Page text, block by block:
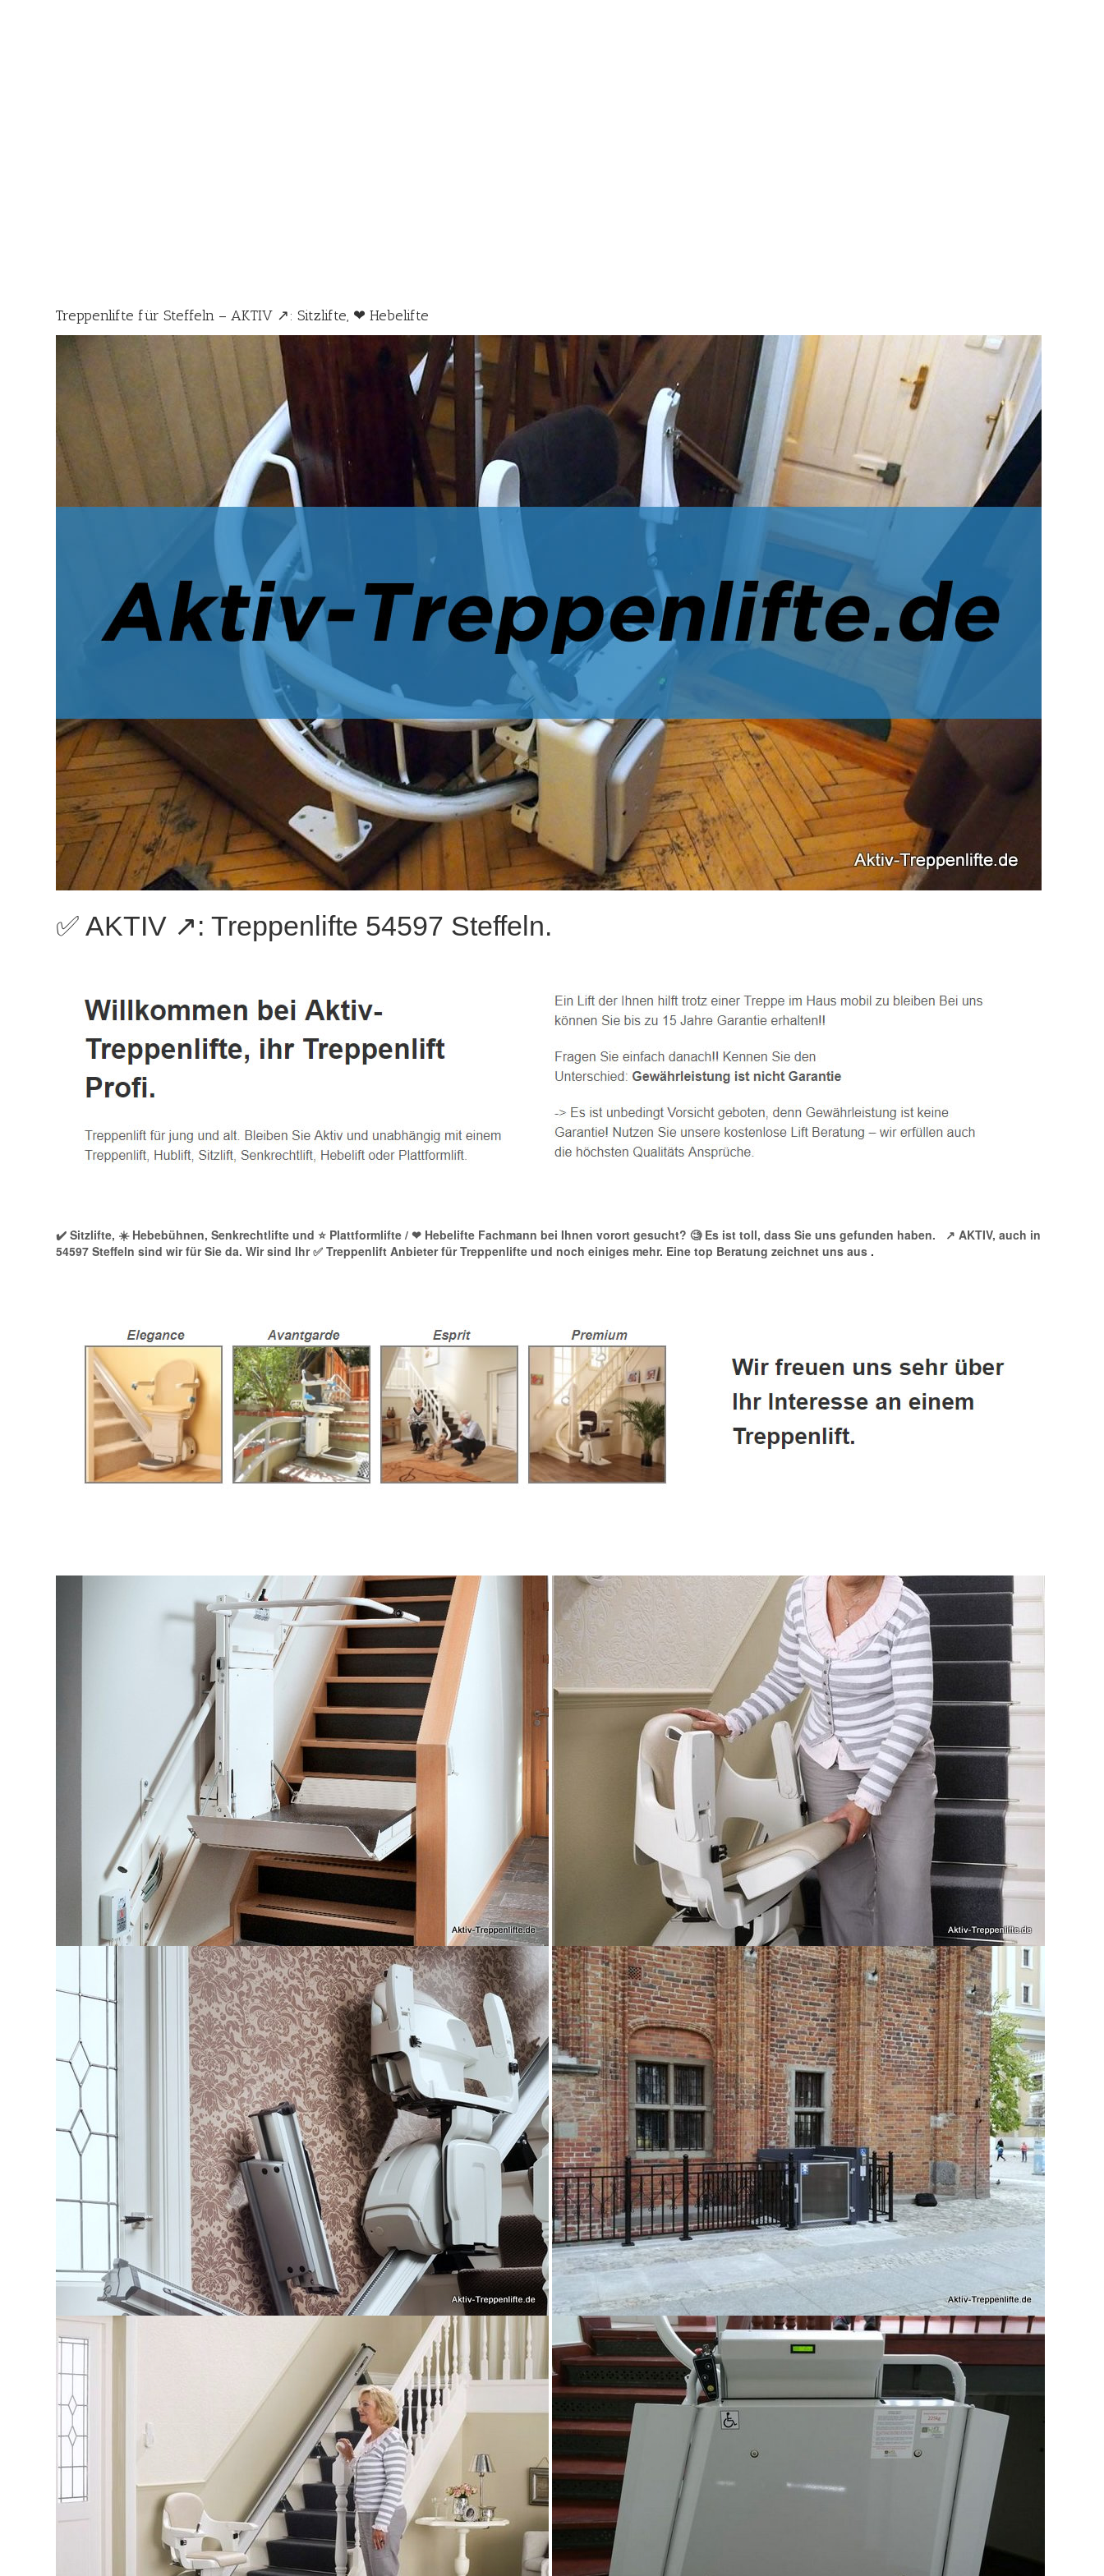
Treppenlifte für Steffeln – AKTIV ↗️: Sitzlifte, ❤ Hebelifte
✅ AKTIV ↗️: Treppenlifte 54597 Steffeln.
✔️ Sitzlifte, ☀️ Hebebühnen, Senkrechtlifte und ⭐ Plattformlifte / ❤ Hebelifte Fachmann bei Ihnen vorort gesucht? 🧐 Es ist toll, dass Sie uns gefunden haben.
↗️ AKTIV, auch in
54597 Steffeln sind wir für Sie da. Wir sind Ihr ✅ Treppenlift Anbieter für Treppenlifte und noch einiges mehr. Eine top Beratung zeichnet uns aus .